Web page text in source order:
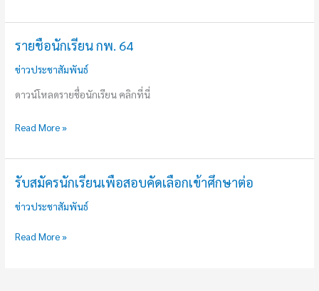
ภาค
เรียน
ที่
ปี
ศึกษา
รายชื่อนักเรียน กพ. 64
ข่าวประชาสัมพันธ์
ดาวน์โหลดรายชื่อนักเรียน คลิกที่นี่
ราย
ชื่อ
กพ.
Read More »
รับสมัครนักเรียนเพื่อสอบคัดเลือกเข้าศึกษาต่อ
ข่าวประชาสัมพันธ์
รับ
สมัคร
เพื่อ
Read More »